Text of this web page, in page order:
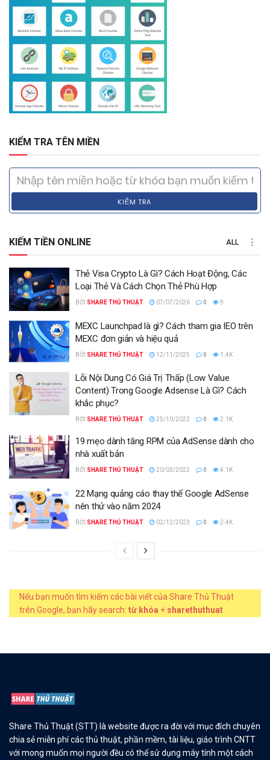
KIỂM TRA TÊN MIỀN
KIỂM TRA
KIẾM TIỀN ONLINE ALL
Thẻ Visa Crypto Là Gì? Cách Hoạt Động, Các
Loại Thẻ Và Cách Chọn Thẻ Phù Hợp
BỞI SHARE THỦ THUẬT 07/07/2026 0 9
MEXC Launchpad là gì? Cách tham gia IEO trên
MEXC đơn giản và hiệu quả
BỞI SHARE THỦ THUẬT 12/11/2025 0 1.4K
Lỗi Nội Dung Có Giá Trị Thấp (Low Value
Content) Trong Google Adsense Là Gì? Cách
khắc phục?
BỞI SHARE THỦ THUẬT 25/10/2022 0 2.1K
19 mẹo dành tăng RPM của AdSense dành cho
nhà xuất bản
BỞI SHARE THỦ THUẬT 20/03/2022 0 4.1K
22 Mạng quảng cáo thay thế Google AdSense
nên thử vào năm 2024
BỞI SHARE THỦ THUẬT 02/12/2023 0 2.4K
Nếu bạn muốn tìm kiếm các bài viết của Share Thủ Thuật
trên Google, bạn hãy search: từ khóa + sharethuthuat
Share Thủ Thuật (STT) là website được ra đời với mục đích chuyên
chia sẻ miễn phí các thủ thuật, phần mềm, tài liệu, giáo trình CNTT
với mong muốn mọi người đều có thể sử dụng máy tính một cách